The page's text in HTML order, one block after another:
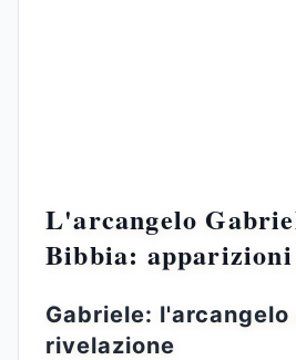
L'arcangelo
Bibbia: apparizioni
Gabriele: l'arcangelo
rivelazione